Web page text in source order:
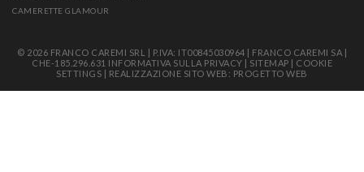
CAMERETTE GLAMOUR
© 2026 FRANCO CAREMI SRL | P.IVA: IT00845030964 | FRANCO CAREMI SA |
CHE-185.296.631 INFORMATIVA SULLA PRIVACY | SITEMAP | COOKIE
SETTINGS | REALIZZAZIONE SITO WEB: PROGETTO WEB